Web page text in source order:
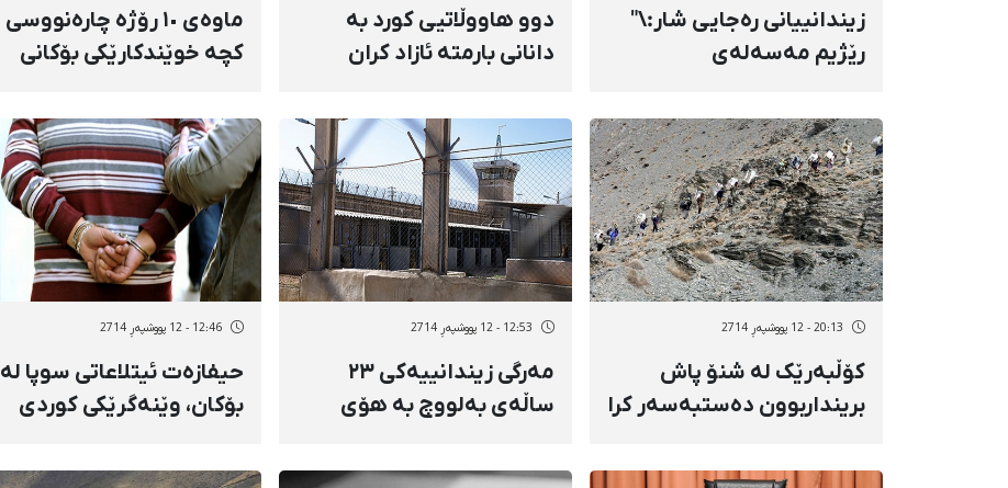
زیندانییانی رەجایی شار:\"
رێژیم مەسەلەی
لەبەر چاو بگرێ‌\"
دوو هاووڵاتیی کورد بە
دانانی بارمتە ئازاد کران
ماوەی ١٠ رۆژە چارەنووسی
کچە خوێندکارێکی بۆکانی
20:13 - 12 پووشپەڕ 2714
کۆڵبەرێک لە شنۆ پاش
برینداربوون دەستبەسەر کرا
کاسبکارانی ناڕازای
12:53 - 12 پووشپەڕ 2714
مەرگی زیندانییەكی ٢٣
ساڵەی بەلووچ بە هۆی
12:46 - 12 پووشپەڕ 2714
حیفازەت ئیتلاعاتی سوپا لە
بۆکان، وێنەگرێکی کوردی